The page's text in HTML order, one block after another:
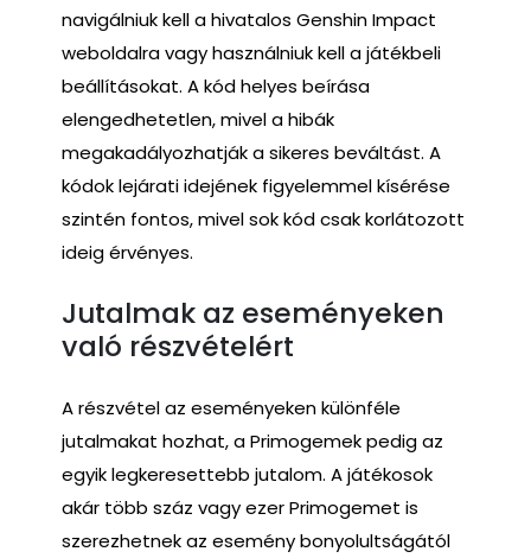
navigálniuk kell a hivatalos Genshin Impact
weboldalra vagy használniuk kell a játékbeli
beállításokat. A kód helyes beírása
elengedhetetlen, mivel a hibák
megakadályozhatják a sikeres beváltást. A
kódok lejárati idejének figyelemmel kísérése
szintén fontos, mivel sok kód csak korlátozott
ideig érvényes.
Jutalmak az eseményeken
való részvételért
A részvétel az eseményeken különféle
jutalmakat hozhat, a Primogemek pedig az
egyik legkeresettebb jutalom. A játékosok
akár több száz vagy ezer Primogemet is
szerezhetnek az esemény bonyolultságától